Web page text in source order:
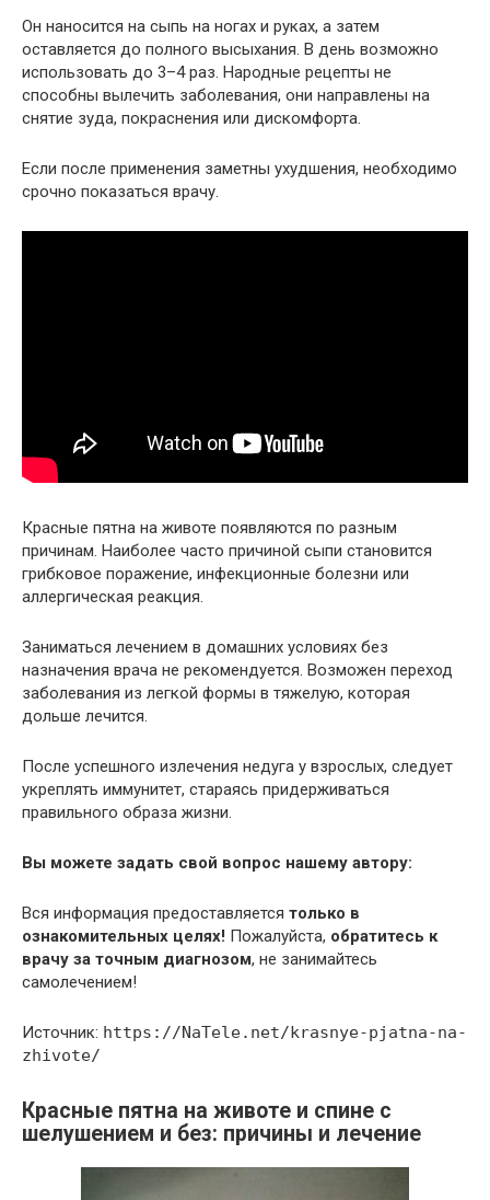
Он наносится на сыпь на ногах и руках, а затем
оставляется до полного высыхания. В день возможно
использовать до 3–4 раз. Народные рецепты не
способны вылечить заболевания, они направлены на
снятие зуда, покраснения или дискомфорта.
Если после применения заметны ухудшения, необходимо
срочно показаться врачу.
Красные пятна на животе появляются по разным
причинам. Наиболее часто причиной сыпи становится
грибковое поражение, инфекционные болезни или
аллергическая реакция.
Заниматься лечением в домашних условиях без
назначения врача не рекомендуется. Возможен переход
заболевания из легкой формы в тяжелую, которая
дольше лечится.
После успешного излечения недуга у взрослых, следует
укреплять иммунитет, стараясь придерживаться
правильного образа жизни.
Вы можете задать свой вопрос нашему автору:
Вся информация предоставляется только в
ознакомительных целях! Пожалуйста, обратитесь к
врачу за точным диагнозом, не занимайтесь
самолечением!
Источник: https://NaTele.net/krasnye-pjatna-na-
zhivote/
Красные пятна на животе и спине с
шелушением и без: причины и лечение